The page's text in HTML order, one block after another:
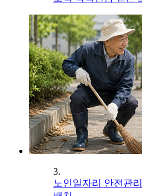
3.
노인일자리 안전관